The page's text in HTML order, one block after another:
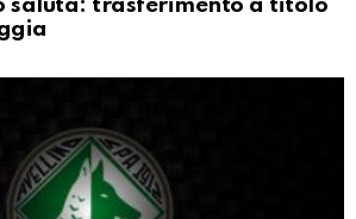
saluta: trasferimento a titolo